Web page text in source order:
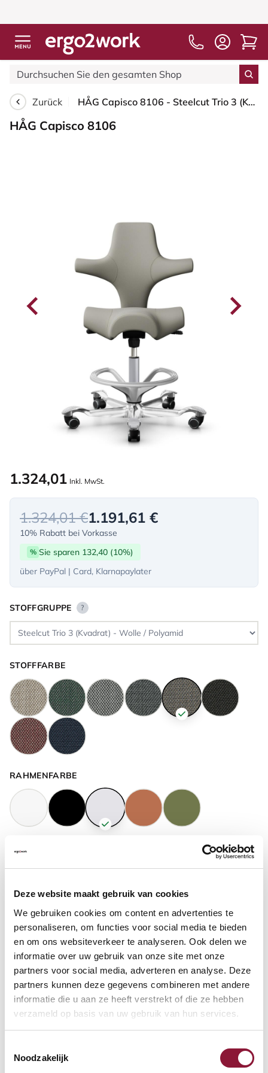
Deze website maakt gebruik van cookies
We gebruiken cookies om content en advertenties te
personaliseren, om functies voor social media te bieden
en om ons websiteverkeer te analyseren. Ook delen we
informatie over uw gebruik van onze site met onze
partners voor social media, adverteren en analyse. Deze
partners kunnen deze gegevens combineren met andere
informatie die u aan ze heeft verstrekt of die ze hebben
verzameld op basis van uw gebruik van hun services.
Noodzakelijk
Zurück HÅG Capisco 8106 - Steelcut Trio 3 (Kvadrat) - Wolle / Polyamid - STT253 - Beige-grey - Silber - 200 mm (Sitzhöhe 46-64cm) - Harte Rollen für weiche Böden
HÅG Capisco 8106
1.324,01 Inkl. MwSt.
1.324,01 €1.191,61 €
10% Rabatt bei Vorkasse
% Sie sparen 132,40 (10%)
über PayPal | Card, Klarnapaylater
STOFFGRUPPE ?
STOFFFARBE
RAHMENFARBE
FUSSRING ?
FUSSRING AUS POLIERTEM ALUMINIUM